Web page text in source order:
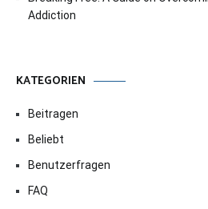
Addiction
KATEGORIEN
Beitragen
Beliebt
Benutzerfragen
FAQ